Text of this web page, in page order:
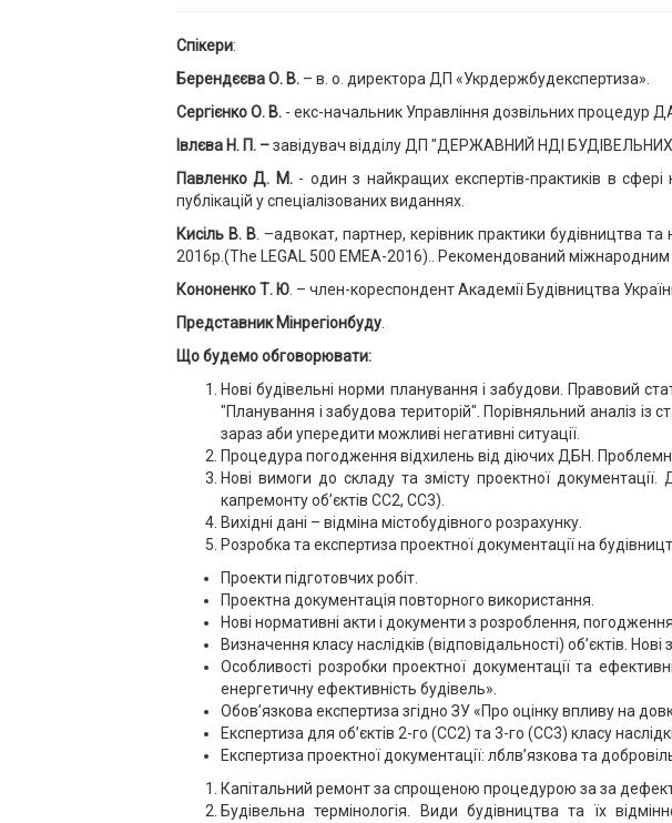
Спікери:
Берендєєва О. В. – в. о. директора ДП «Укрдержбудекспертиза».
Сергієнко О. В. - екс-начальник Управління дозвільних процедур
Івлєва Н. П. –завідувач відділу ДП "ДЕРЖАВНИЙ НДІ БУДІВЕЛЬНИХ
Павленко Д. М.- один з найкращих експертів-практиків в сфері
публікацій у спеціалізованих виданнях.
Кисіль В. В. –адвокат, партнер, керівник практики будівництва
2016р.(The LEGAL 500 EMEA-2016).. Рекомендований
Кононенко Т. Ю . – член-кореспондент Академії Будівництва
Представник Мінрегіонбуду
Що будемо обговорювати:
Нові будівельні норми планування і забудови. Правовий
"Планування і забудова територій". Порівняльний аналіз
зараз аби упередити можливі негативні ситуації.
Процедура погодження відхилень від діючих ДБН.
Нові вимоги до складу та змісту проектної
капремонту об’єктів СС2, СС3).
Вихідні дані – відміна містобудівного розрахунку.
Розробка та експертиза проектної документації на
Проекти підготовчих робіт.
Проектна документація повторного використання.
Нові нормативні акти і документи з розроблення,
Визначення класу наслідків (відповідальності) об’єктів. Нові
Особливості розробки проектної документації та
енергетичну ефективність будівель».
Обов’язкова експертиза згідно ЗУ «Про оцінку впливу на
Експертиза для об’єктів 2-го (СС2) та 3-го (СС3) класу
Експертиза проектної документації: лблв’язкова та
Капітальний ремонт за спрощеною процедурою за за
Будівельна термінологія. Види будівництва та їх